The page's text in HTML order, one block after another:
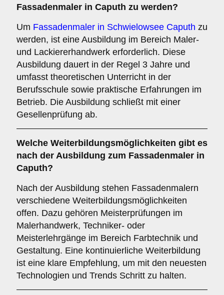
Fassadenmaler in Caputh zu werden?
Um Fassadenmaler in Schwielowsee Caputh zu
werden, ist eine Ausbildung im Bereich Maler-
und Lackiererhandwerk erforderlich. Diese
Ausbildung dauert in der Regel 3 Jahre und
umfasst theoretischen Unterricht in der
Berufsschule sowie praktische Erfahrungen im
Betrieb. Die Ausbildung schließt mit einer
Gesellenprüfung ab.
Welche Weiterbildungsmöglichkeiten gibt es
nach der Ausbildung zum Fassadenmaler in
Caputh?
Nach der Ausbildung stehen Fassadenmalern
verschiedene Weiterbildungsmöglichkeiten
offen. Dazu gehören Meisterprüfungen im
Malerhandwerk, Techniker- oder
Meisterlehrgänge im Bereich Farbtechnik und
Gestaltung. Eine kontinuierliche Weiterbildung
ist eine klare Empfehlung, um mit den neuesten
Technologien und Trends Schritt zu halten.